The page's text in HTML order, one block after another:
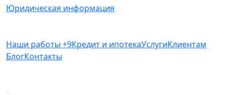
Юридическая информация
Наши работы +9Кредит и ипотекаУслугиКлиентам
БлогКонтакты